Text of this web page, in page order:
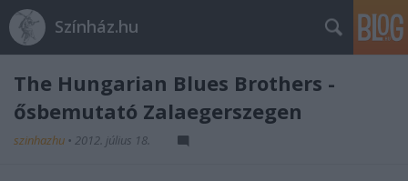
Színház.hu
The Hungarian Blues Brothers -
ősbemutató Zalaegerszegen
szinhazhu • 2012. július 18.